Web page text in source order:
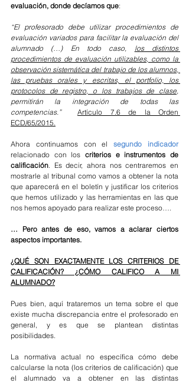
evaluación, donde decíamos que:
“El profesorado debe utilizar procedimientos de
evaluación variados para facilitar la evaluación del
alumnado (…) En todo caso, los distintos
procedimientos de evaluación utilizables, como la
observación sistemática del trabajo de los alumnos,
las pruebas orales y escritas, el portfolio, los
protocolos de registro, o los trabajos de clase,
permitirán la integración de todas las
competencias.”
Artículo 7.6 de la Orden
ECD/65/2015.
Ahora continuamos con el segundo indicador
relacionado con los criterios e instrumentos de
calificación . Es decir, ahora nos centraremos en
mostrarle al tribunal como vamos a obtener la nota
que aparecerá en el boletín y justificar los criterios
que hemos utilizado y las herramientas en las que
nos hemos apoyado para realizar este proceso….
… Pero antes de eso, vamos a aclarar ciertos
aspectos importantes.
¿QUÉ SON EXACTAMENTE LOS CRITERIOS DE
CALIFICACIÓN? ¿CÓMO CALIFICO A MI
ALUMNADO?
Pues bien, aquí trataremos un tema sobre el que
existe mucha discrepancia entre el profesorado en
general, y es que se plantean distintas
posibilidades.
La normativa actual no específica cómo debe
calcularse la nota (los criterios de calificación) que
el alumnado va a obtener en las distintas